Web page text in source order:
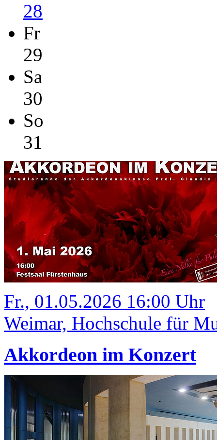
28
Fr
29
Sa
30
So
31
Fr., 01.05.2026 16:00 Uhr
Weimar, Hochschule für
Akkordeon im Konzert